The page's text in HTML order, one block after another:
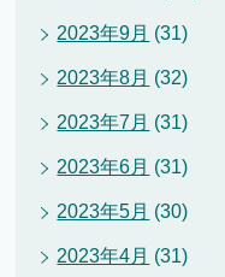
2023年9月 (31)
2023年8月 (32)
2023年7月 (31)
2023年6月 (31)
2023年5月 (30)
2023年4月 (31)